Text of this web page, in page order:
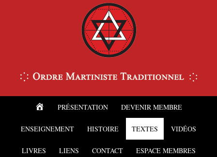
ACCUEIL
PRÉSENTATION DEVENIR MEMBRE
ENSEIGNEMENT HISTOIRE TEXTES VIDÉOS
LIVRES LIENS CONTACT ESPACE MEMBRES